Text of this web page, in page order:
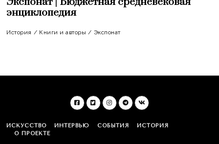
энциклопедия
История / Книги и авторы / Экспонат
ИСКУССТВО ИНТЕРВЬЮ СОБЫТИЯ
ИСТОРИЯ
О ПРОЕКТЕ